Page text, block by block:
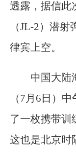
透露，据信此
（JL-2）潜
律宾上空。
中国大陆
（7月6日）
了一枚携带训
这也是北京时